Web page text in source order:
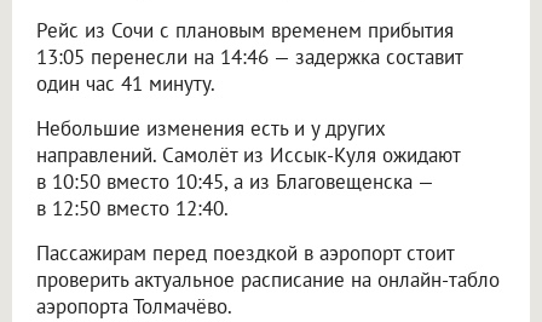
Рейс из Сочи с плановым временем прибытия
13:05 перенесли на 14:46 — задержка составит
один час 41 минуту.
Небольшие изменения есть и у других
направлений. Самолёт из Иссык-Куля ожидают
в 10:50 вместо 10:45, а из Благовещенска —
в 12:50 вместо 12:40.
Пассажирам перед поездкой в аэропорт стоит
проверить актуальное расписание на онлайн-табло
аэропорта Толмачёво.